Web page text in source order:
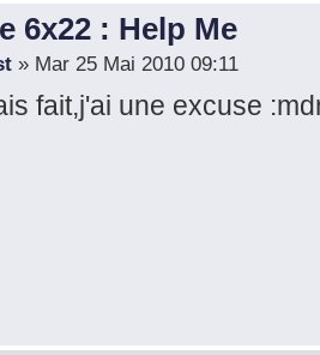
6x22 : Help Me
» Mar 25 Mai 2010 09:11
fait,j'ai une excuse